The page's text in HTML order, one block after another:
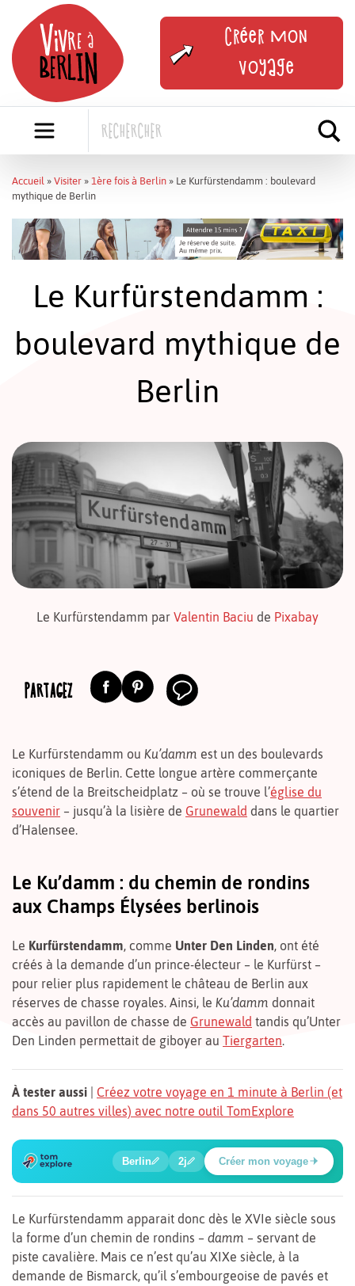
content
Créer mon
voyage
Accueil » Visiter » 1ère fois à Berlin » Le Kurfürstendamm : boulevard
mythique de Berlin
Le Kurfürstendamm :
boulevard mythique de
Berlin
Le Kurfürstendamm par Valentin Baciu de Pixabay
PARTAGEZ
Le Kurfürstendamm ou Ku’damm est un des boulevards
iconiques de Berlin. Cette longue artère commerçante
s’étend de la Breitscheidplatz – où se trouve l’église du
souvenir – jusqu’à la lisière de Grunewald dans le quartier
d’Halensee.
Le Ku’damm : du chemin de rondins
aux Champs Élysées berlinois
Le Kurfürstendamm, comme Unter Den Linden, ont été
créés à la demande d’un prince-électeur – le Kurfürst –
pour relier plus rapidement le château de Berlin aux
réserves de chasse royales. Ainsi, le Ku’damm donnait
accès au pavillon de chasse de Grunewald tandis qu’Unter
Den Linden permettait de giboyer au Tiergarten.
À tester aussi
Créez votre voyage en 1 minute à Berlin (et
dans 50 autres villes) avec notre outil TomExplore
🔍
🔍
🔍
🍲
🔍
🔍
Place Potsdamer
Berlin 2j Créer mon voyage
Le Kurfürstendamm apparait donc dès le XVIe siècle sous
la forme d’un chemin de rondins – damm – servant de
piste cavalière. Mais ce n’est qu’au XIXe siècle, à la
demande de Bismarck, qu’il s’embourgeoise de pavés et